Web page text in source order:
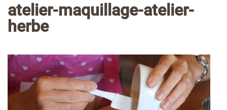
atelier-maquillage-atelier-
herbe